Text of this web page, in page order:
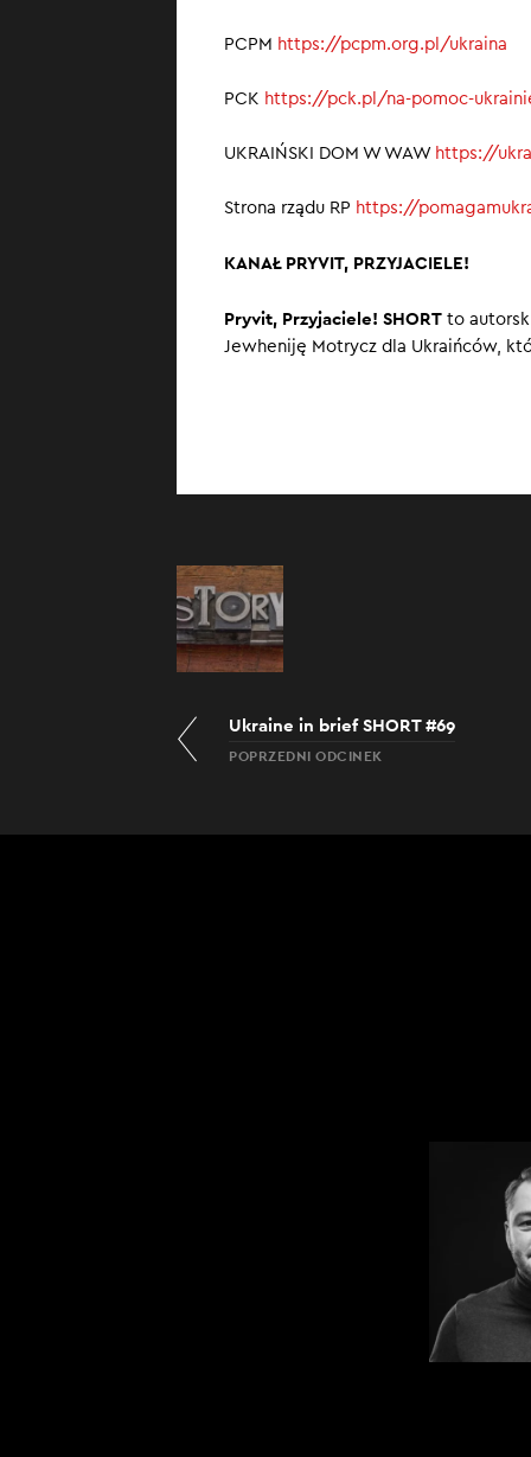
PCPM https://pcpm.org.pl/ukraina
PCK https://pck.pl/na-pomoc-
UKRAIŃSKI DOM W WAW https://
Strona rządu RP https://
KANAŁ PRYVIT, PRZYJACIELE!
Pryvit, Przyjaciele! SHORT to
Jewheniję Motrycz dla Ukraińców,
Ukraine in brief SHORT #69
POPRZEDNI ODCINEK